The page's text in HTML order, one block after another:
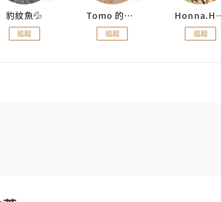
豹紋魚💦
追蹤
Tomo 的快樂宇宙
追蹤 追蹤